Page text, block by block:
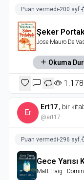
Puan vermedi-200 syf.-
Şeker
Jose Mauro De
Okuma
1.178
Er
Ert17, bir
@ert17
Puan vermedi-296 syf. -
Gece Yarısı
Matt Haig -